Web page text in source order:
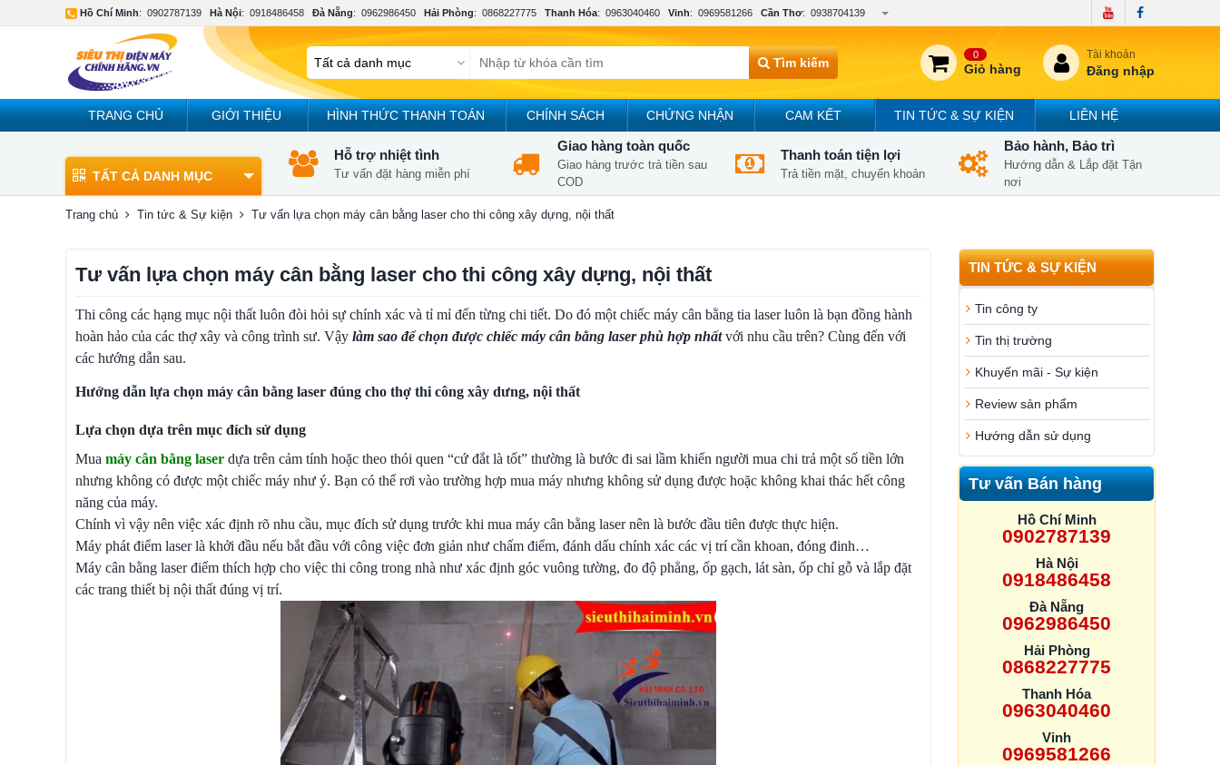
Hồ Chí Minh: 0902787139 Hà Nội: 0918486458 Đà Nẵng: 0962986450 Hải Phòng: 0868227775 Thanh Hóa: 0963040460 Vinh: 0969581266 Cần Thơ: 0938704139
Tìm kiếm
0
Giỏ hàng
Tài khoản
Đăng nhập
TRANG CHỦ GIỚI THIỆU HÌNH THỨC THANH TOÁN CHÍNH SÁCH CHỨNG NHẬN CAM KẾT TIN TỨC & SỰ KIỆN LIÊN HỆ
TẤT CẢ DANH MỤC
Hỗ trợ nhiệt tình
Tư vấn đặt hàng miễn phí
Giao hàng toàn quốc
Giao hàng trước trả tiền sau
COD
Thanh toán tiện lợi
Trả tiền mặt, chuyển khoản
Bảo hành, Bảo trì
Hướng dẫn & Lắp đặt Tận
nơi
Trang chủ Tin tức & Sự kiện Tư vấn lựa chọn máy cân bằng laser cho thi công xây dựng, nội thất
TIN TỨC & SỰ KIỆN
Tin công ty
Tin thị trường
Khuyến mãi - Sự kiện
Review sản phẩm
Hướng dẫn sử dụng
Tư vấn Bán hàng
Hồ Chí Minh
0902787139
Hà Nội
0918486458
Đà Nẵng
0962986450
Hải Phòng
0868227775
Thanh Hóa
0963040460
Vinh
0969581266
Tư vấn lựa chọn máy cân bằng laser cho thi công xây dựng, nội thất
Thi công các hạng mục nội thất luôn đòi hỏi sự chính xác và tỉ mỉ đến từng chi tiết. Do đó một chiếc máy cân bằng tia laser luôn là bạn đồng hành
hoàn hảo của các thợ xây và công trình sư. Vậy làm sao để chọn được chiếc máy cân bằng laser phù hợp nhấtvới nhu cầu trên? Cùng đến với
các hướng dẫn sau.
Hướng dẫn lựa chọn máy cân bằng laser đúng cho thợ thi công xây dưng, nội thất
Lựa chọn dựa trên mục đích sử dụng
Mua máy cân bằng laser dựa trên cảm tính hoặc theo thói quen “cứ đắt là tốt” thường là bước đi sai lầm khiến người mua chi trả một số tiền lớn
nhưng không có được một chiếc máy như ý. Bạn có thể rơi vào trường hợp mua máy nhưng không sử dụng được hoặc không khai thác hết công
năng của máy.
Chính vì vậy nên việc xác định rõ nhu cầu, mục đích sử dụng trước khi mua máy cân bằng laser nên là bước đầu tiên được thực hiện.
Máy phát điểm laser là khởi đầu nếu bắt đầu với công việc đơn giản như chấm điểm, đánh dấu chính xác các vị trí cần khoan, đóng đinh…
Máy cân bằng laser điểm thích hợp cho việc thi công trong nhà như xác định góc vuông tường, đo độ phẳng, ốp gạch, lát sàn, ốp chỉ gỗ và lắp đặt
các trang thiết bị nội thất đúng vị trí.